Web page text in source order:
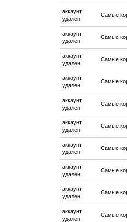
аккаунт
удален
Самые
аккаунт
удален
Самые
аккаунт
удален
Самые
аккаунт
удален
Самые
аккаунт
удален
Самые
аккаунт
удален
Самые
аккаунт
удален
Самые
аккаунт
удален
Самые
аккаунт
удален
Самые
аккаунт
удален
Самые